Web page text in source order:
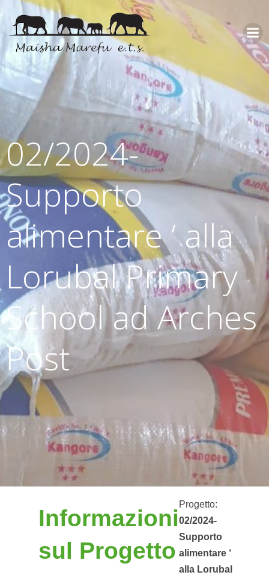
02/2024-
Supporto
alimentare ‘ alla
Lorubal Primary
School ad Arches
Post
Informazioni
sul Progetto
Progetto:
02/2024-
Supporto
alimentare ‘
alla Lorubal